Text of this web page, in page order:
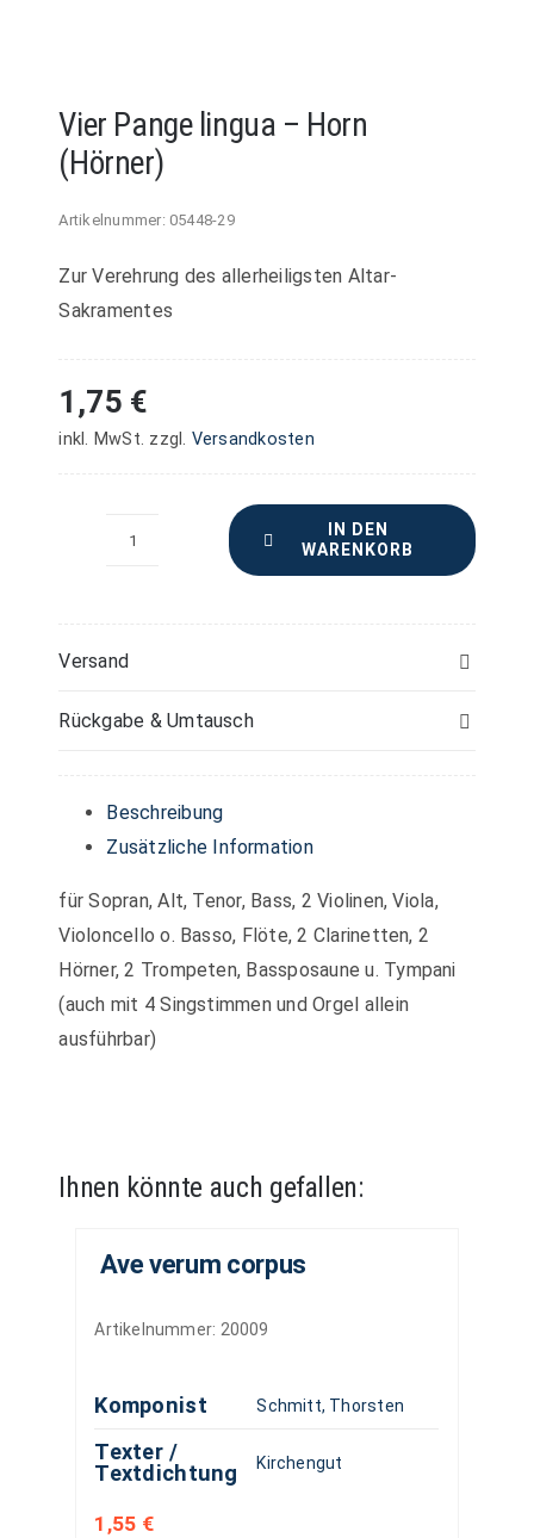
Vier Pange lingua – Horn
(Hörner)
Artikelnummer: 05448-29
Zur Verehrung des allerheiligsten Altar-
Sakramentes
1,75 €
inkl. MwSt. zzgl. Versandkosten
(Hörner)
IN DEN
WARENKORB
Versand
Rückgabe & Umtausch
Beschreibung
Zusätzliche Information
für Sopran, Alt, Tenor, Bass, 2 Violinen, Viola,
Violoncello o. Basso, Flöte, 2 Clarinetten, 2
Hörner, 2 Trompeten, Bassposaune u. Tympani
(auch mit 4 Singstimmen und Orgel allein
ausführbar)
Ihnen könnte auch gefallen:
Ave verum corpus
Artikelnummer: 20009
Komponist Schmitt, Thorsten
Texter /
Textdichtung
Kirchengut
1,55 €